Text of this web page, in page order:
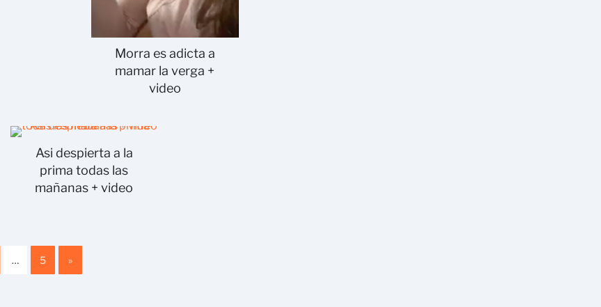
Morra es adicta a
mamar la verga +
video
Asi despierta a la
prima todas las
mañanas + video
… 5 »